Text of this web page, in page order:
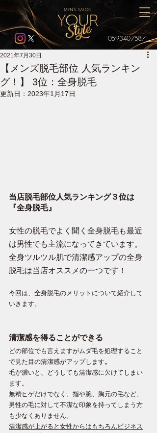
059-340-7587
【メンズ脱毛部位 人気ランキン
グ！】 3位：全身脱毛
2021年7月30日
更新日： 2023年1月17日
当店脱毛部位人気ランキング３位は
『全身脱毛』
女性の脱毛でよく聞く全身脱毛も最近
は男性でも主流になってきています。
全身ツルツル肌で清潔感アップの全身
脱毛は当店オススメの一つです！
今回は、全身脱毛のメリットについて紹介して
いきます。
清潔感を得ることができる
どの部位でも言えますがムダ毛を処理すること
で見た目の清潔感がアップします。
毛が濃いと、どうしても清潔感に欠けてしまい
ます。
無精ヒゲだけでなく、指や腕、胸元の毛など、
男性の毛に対して不潔な印象を持ってしまう方
も少なくありません。
清潔感が上がると女性からはもちろんビジネス